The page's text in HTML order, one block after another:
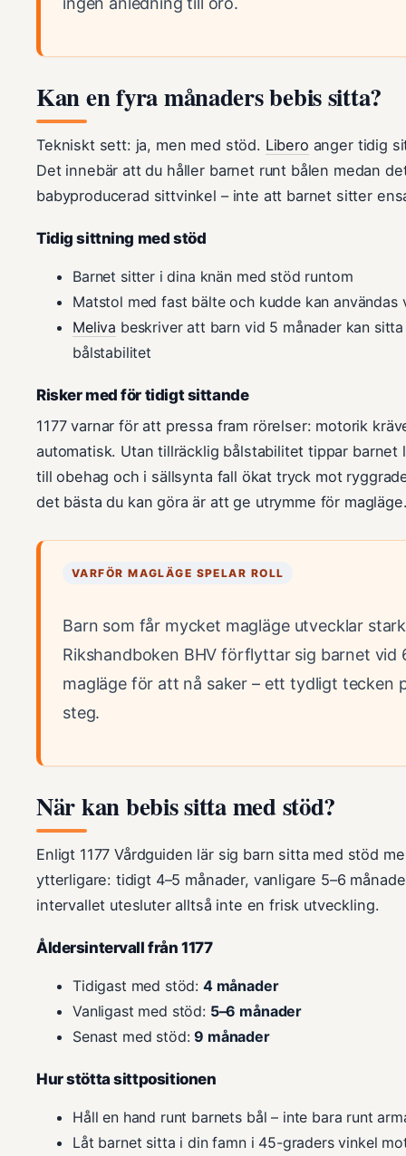
Kan en fyra månaders bebis sitta?
Tekniskt sett: ja, men med stöd. Libero anger tidig
Det innebär att du håller barnet runt bålen medan
babyproducerad sittvinkel – inte att barnet sitter
Tidig sittning med stöd
Barnet sitter i dina knän med stöd runtom
Matstol med fast bälte och kudde kan
Meliva beskriver att barn vid 5 månader kan
bålstabilitet
Risker med för tidigt sittande
1177 varnar för att pressa fram rörelser: motorik
automatisk. Utan tillräcklig bålstabilitet tippar
till obehag och i sällsynta fall ökat tryck mot
det bästa du kan göra är att ge utrymme för
VARFÖR MAGLÄGE SPELAR ROLL
Barn som får mycket magläge utvecklar
Rikshandboken BHV förflyttar sig barnet vid
magläge för att nå saker – ett tydligt tecken
steg.
När kan bebis sitta med stöd?
Enligt 1177 Vårdguiden lär sig barn sitta med stöd
ytterligare: tidigt 4–5 månader, vanligare 5–6
intervallet utesluter alltså inte en frisk utveckling.
Åldersintervall från 1177
Tidigast med stöd: 4 månader
Vanligast med stöd: 5–6 månader
Senast med stöd:9 månader
Hur stötta sittpositionen
Håll en hand runt barnets bål – inte bara runt
Låt barnet sitta i din famn i 45-graders vinkel